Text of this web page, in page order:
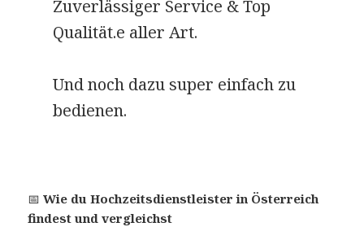
Zuverlässiger Service & Top
Qualität.e aller Art.
Und noch dazu super einfach zu
bedienen.
📅Wie du Hochzeitsdienstleister in Österreich
findest und vergleichst